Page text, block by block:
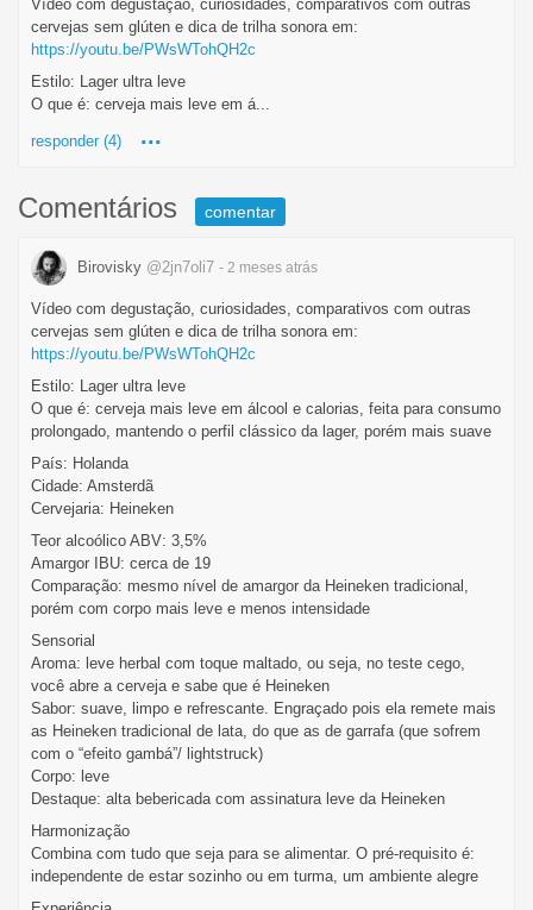
Vídeo com degustação, curiosidades, comparativos com outras
cervejas sem glúten e dica de trilha sonora em:
https://youtu.be/PWsWTohQH2c
Estilo: Lager ultra leve
O que é: cerveja mais leve em á...
responder (4) ...
Comentários comentar
Birovisky @2jn7oli7 - 2 meses atrás
Vídeo com degustação, curiosidades, comparativos com outras
cervejas sem glúten e dica de trilha sonora em:
https://youtu.be/PWsWTohQH2c
Estilo: Lager ultra leve
O que é: cerveja mais leve em álcool e calorias, feita para consumo
prolongado, mantendo o perfil clássico da lager, porém mais suave
País: Holanda
Cidade: Amsterdã
Cervejaria: Heineken
Teor alcoólico ABV: 3,5%
Amargor IBU: cerca de 19
Comparação: mesmo nível de amargor da Heineken tradicional,
porém com corpo mais leve e menos intensidade
Sensorial
Aroma: leve herbal com toque maltado, ou seja, no teste cego,
você abre a cerveja e sabe que é Heineken
Sabor: suave, limpo e refrescante. Engraçado pois ela remete mais
as Heineken tradicional de lata, do que as de garrafa (que sofrem
com o “efeito gambá”/ lightstruck)
Corpo: leve
Destaque: alta bebericada com assinatura leve da Heineken
Harmonização
Combina com tudo que seja para se alimentar. O pré-requisito é:
independente de estar sozinho ou em turma, um ambiente alegre